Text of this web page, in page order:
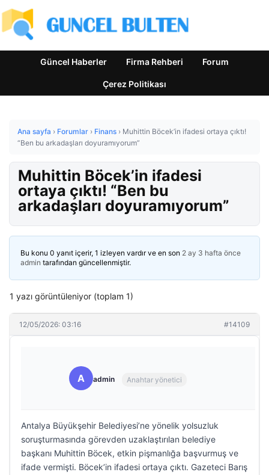
Güncel Haberler Firma Rehberi Forum
Çerez Politikası
Ana sayfa › Forumlar › Finans › Muhittin Böcek’in ifadesi ortaya çıktı!
“Ben bu arkadaşları doyuramıyorum”
Muhittin Böcek’in ifadesi
ortaya çıktı! “Ben bu
arkadaşları doyuramıyorum”
Bu konu 0 yanıt içerir, 1 izleyen vardır ve en son 2 ay 3 hafta önce
admin tarafından güncellenmiştir.
1 yazı görüntüleniyor (toplam 1)
12/05/2026: 03:16 #14109
A admin Anahtar yönetici
Antalya Büyükşehir Belediyesi’ne yönelik yolsuzluk
soruşturmasında görevden uzaklaştırılan belediye
başkanı Muhittin Böcek, etkin pişmanlığa başvurmuş ve
ifade vermişti. Böcek’in ifadesi ortaya çıktı. Gazeteci Barış